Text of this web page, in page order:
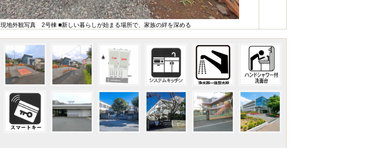
現地外観写真 2号棟 ■新しい暮らしが始まる場所で、家族の絆を深める